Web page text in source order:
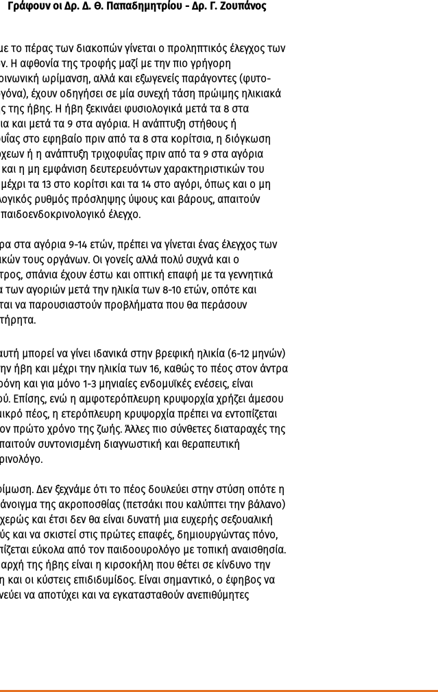
Γράφουν οι Δρ. Δ. Θ. Παπαδημητρίου - Δρ. Γ. Ζουπάνος
το πέρας των διακοπών γίνεται ο προληπτικός έλεγχος των
Η αφθονία της τροφής μαζί με την πιο γρήγορη
ωρίμανση, αλλά και εξωγενείς παράγοντες (φυτο-
έχουν οδηγήσει σε μία συνεχή τάση πρώιμης ηλικιακά
της ήβης. Η ήβη ξεκινάει φυσιολογικά μετά τα 8 στα
και μετά τα 9 στα αγόρια. Η ανάπτυξη στήθους ή
στο εφηβαίο πριν από τα 8 στα κορίτσια, η διόγκωση
ή η ανάπτυξη τριχοφυΐας πριν από τα 9 στα αγόρια
η μη εμφάνιση δευτερευόντων χαρακτηριστικών του
τα 13 στο κορίτσι και τα 14 στο αγόρι, όπως και ο μη
ρυθμός πρόσληψης ύψους και βάρους, απαιτούν
έλεγχο.
στα αγόρια 9-14 ετών, πρέπει να γίνεται ένας έλεγχος των
τους οργάνων. Οι γονείς αλλά πολύ συχνά και ο
σπάνια έχουν έστω και οπτική επαφή με τα γεννητικά
των αγοριών μετά την ηλικία των 8-10 ετών, οπότε και
να παρουσιαστούν προβλήματα που θα περάσουν
μπορεί να γίνει ιδανικά στην βρεφική ηλικία (6-12 μηνών)
ήβη και μέχρι την ηλικία των 16, καθώς το πέος στον άντρα
και για μόνο 1-3 μηνιαίες ενδομυϊκές ενέσεις, είναι
Επίσης, ενώ η αμφοτερόπλευρη κρυψορχία χρήζει άμεσου
πέος, η ετερόπλευρη κρυψορχία πρέπει να εντοπίζεται
πρώτο χρόνο της ζωής. Άλλες πιο σύνθετες διαταραχές της
συντονισμένη διαγνωστική και θεραπευτική
Δεν ξεχνάμε ότι το πέος δουλεύει στην στύση οπότε η
της ακροποσθίας (πετσάκι που καλύπτει την βάλανο)
και έτσι δεν θα είναι δυνατή μια ευχερής σεξουαλική
και να σκιστεί στις πρώτες επαφές, δημιουργώντας πόνο,
εύκολα από τον παιδοουρολόγο με τοπική αναισθησία.
της ήβης είναι η κιρσοκήλη που θέτει σε κίνδυνο την
οι κύστεις επιδιδυμίδος. Είναι σημαντικό, ο έφηβος να
να αποτύχει και να εγκατασταθούν ανεπιθύμητες